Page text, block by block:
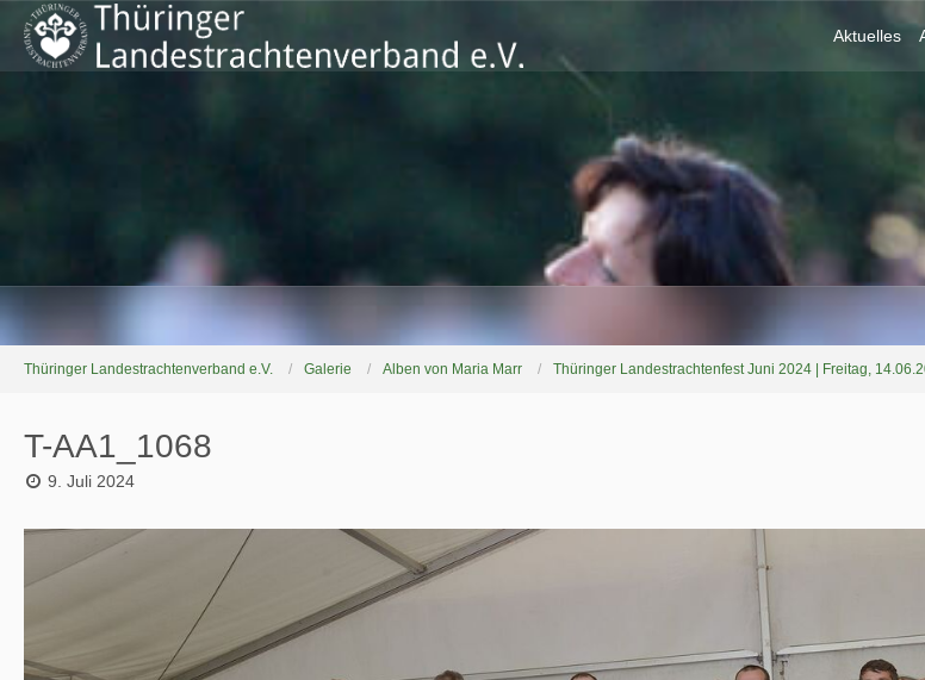
Aktuelles
Thüringer Landestrachtenverband e.V. Galerie Alben von Maria Marr Thüringer Landestrachtenfest Juni 2024 | Freitag,
T-AA1_1068
9. Juli 2024